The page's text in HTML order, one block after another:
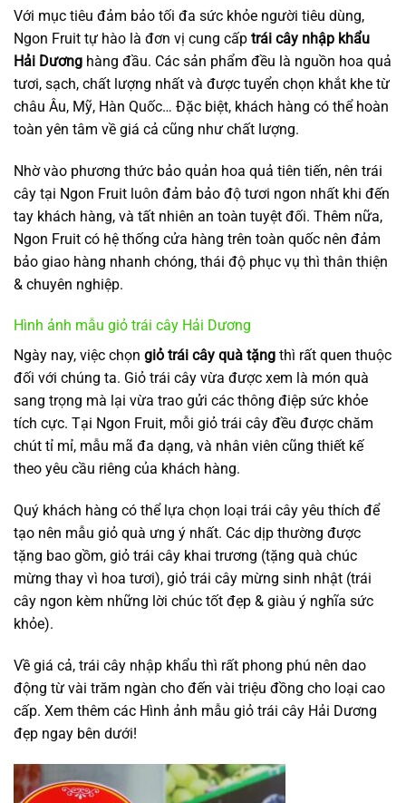
Với mục tiêu đảm bảo tối đa sức khỏe người tiêu dùng,
Ngon Fruit tự hào là đơn vị cung cấp trái cây nhập khẩu
Hải Dương hàng đầu. Các sản phẩm đều là nguồn hoa quả
tươi, sạch, chất lượng nhất và được tuyển chọn khắt khe từ
châu Âu, Mỹ, Hàn Quốc… Đặc biệt, khách hàng có thể hoàn
toàn yên tâm về giá cả cũng như chất lượng.
Nhờ vào phương thức bảo quản hoa quả tiên tiến, nên trái
cây tại Ngon Fruit luôn đảm bảo độ tươi ngon nhất khi đến
tay khách hàng, và tất nhiên an toàn tuyệt đối. Thêm nữa,
Ngon Fruit có hệ thống cửa hàng trên toàn quốc nên đảm
bảo giao hàng nhanh chóng, thái độ phục vụ thì thân thiện
& chuyên nghiệp.
Hình ảnh mẫu giỏ trái cây Hải Dương
Ngày nay, việc chọn giỏ trái cây quà tặng thì rất quen thuộc
đối với chúng ta. Giỏ trái cây vừa được xem là món quà
sang trọng mà lại vừa trao gửi các thông điệp sức khỏe
tích cực. Tại Ngon Fruit, mỗi giỏ trái cây đều được chăm
chút tỉ mỉ, mẫu mã đa dạng, và nhân viên cũng thiết kế
theo yêu cầu riêng của khách hàng.
Quý khách hàng có thể lựa chọn loại trái cây yêu thích để
tạo nên mẫu giỏ quà ưng ý nhất. Các dịp thường được
tặng bao gồm, giỏ trái cây khai trương (tặng quà chúc
mừng thay vì hoa tươi), giỏ trái cây mừng sinh nhật (trái
cây ngon kèm những lời chúc tốt đẹp & giàu ý nghĩa sức
khỏe).
Về giá cả, trái cây nhập khẩu thì rất phong phú nên dao
động từ vài trăm ngàn cho đến vài triệu đồng cho loại cao
cấp. Xem thêm các Hình ảnh mẫu giỏ trái cây Hải Dương
đẹp ngay bên dưới!